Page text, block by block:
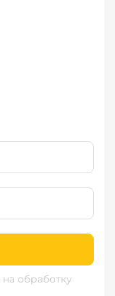
на обработку